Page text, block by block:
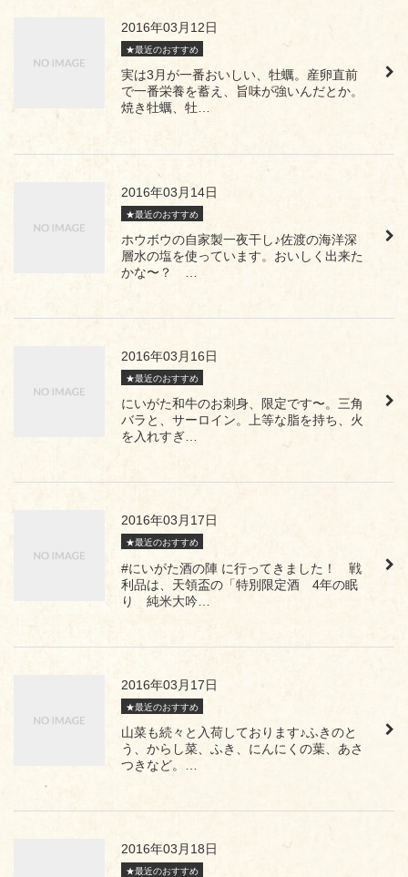
2016年03月12日
★最近のおすすめ
実は3月が一番おいしい、牡蠣。産卵直前
で一番栄養を蓄え、旨味が強いんだとか。
焼き牡蠣、牡…
2016年03月14日
★最近のおすすめ
ホウボウの自家製一夜干し♪佐渡の海洋深
層水の塩を使っています。おいしく出来た
かな〜？ …
2016年03月16日
★最近のおすすめ
にいがた和牛のお刺身、限定です〜。三角
バラと、サーロイン。上等な脂を持ち、火
を入れすぎ…
2016年03月17日
★最近のおすすめ
#にいがた酒の陣 に行ってきました！ 戦
利品は、天領盃の「特別限定酒 4年の眠
り 純米大吟…
2016年03月17日
★最近のおすすめ
山菜も続々と入荷しております♪ふきのと
う、からし菜、ふき、にんにくの葉、あさ
つきなど。…
2016年03月18日
★最近のおすすめ